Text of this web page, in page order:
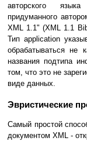
авторского
придуманного
XML 1.1" (XML 1.1
Тип application
обрабатываться не
названия подтипа
том, что это не
виде данных.
Эвристические
Самый простой
документом XML -